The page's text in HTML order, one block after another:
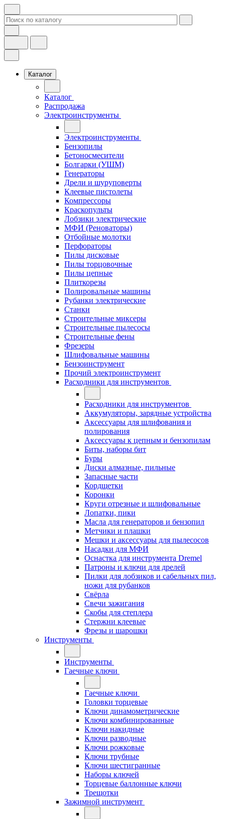
Каталог
Каталог
Распродажа
Электроинструменты
Электроинструменты
Бензопилы
Бетоносмесители
Болгарки (УШМ)
Генераторы
Дрели и шуруповерты
Клеевые пистолеты
Компрессоры
Краскопульты
Лобзики электрические
МФИ (Реноваторы)
Отбойные молотки
Перфораторы
Пилы дисковые
Пилы торцовочные
Пилы цепные
Плиткорезы
Полировальные машины
Рубанки электрические
Станки
Строительные миксеры
Строительные пылесосы
Строительные фены
Фрезеры
Шлифовальные машины
Бензоинструмент
Прочий электроинструмент
Расходники для инструментов
Расходники для инструментов
Аккумуляторы, зарядные устройства
Аксессуары для шлифования и
полирования
Аксессуары к цепным и бензопилам
Биты, наборы бит
Буры
Диски алмазные, пильные
Запасные части
Кордщетки
Коронки
Круги отрезные и шлифовальные
Лопатки, пики
Масла для генераторов и бензопил
Метчики и плашки
Мешки и аксессуары для пылесосов
Насадки для МФИ
Оснастка для инструмента Dremel
Патроны и ключи для дрелей
Пилки для лобзиков и сабельных пил,
ножи для рубанков
Свёрла
Свечи зажигания
Скобы для степлера
Стержни клеевые
Фрезы и шарошки
Инструменты
Инструменты
Гаечные ключи
Гаечные ключи
Головки торцевые
Ключи динамометрические
Ключи комбинированные
Ключи накидные
Ключи разводные
Ключи рожковые
Ключи трубные
Ключи шестигранные
Наборы ключей
Торцевые баллонные ключи
Трещотки
Зажимной инструмент